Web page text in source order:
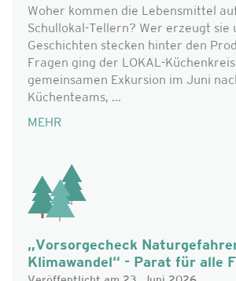
Woher kommen die Lebensmittel
Schullokal-Tellern? Wer erzeugt sie
Geschichten stecken hinter den
Fragen ging der LOKAL-
gemeinsamen Exkursion im Juni
Küchenteams, ...
MEHR
„Vorsorgecheck
Klimawandel“ - Parat für alle